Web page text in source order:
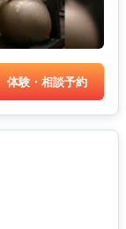
体験・相談予約